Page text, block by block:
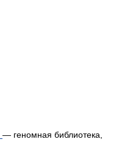
— геномная библиотека,